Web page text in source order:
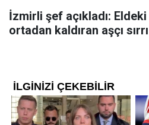
İzmirli şef açıkladı:
ortadan kaldıran aşçı sırrı